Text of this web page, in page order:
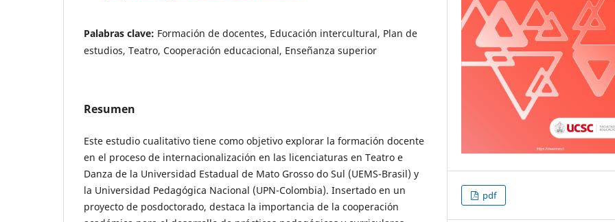
Palabras clave: Formación de docentes, Educación intercultural, Plan de
estudios, Teatro, Cooperación educacional, Enseñanza superior
Resumen
Este estudio cualitativo tiene como objetivo explorar la formación docente
en el proceso de internacionalización en las licenciaturas en Teatro e
Danza de la Universidad Estadual de Mato Grosso do Sul (UEMS-Brasil) y
la Universidad Pedagógica Nacional (UPN-Colombia). Insertado en un
proyecto de posdoctorado, destaca la importancia de la cooperación
pdf